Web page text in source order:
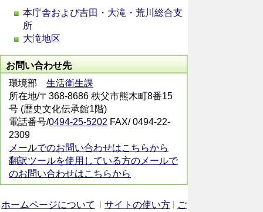
本庁舎および吉田・大滝・荒川総合支
所
大滝地区
お問い合わせ先
環境部 生活衛生課
所在地/〒368-8686 秩父市熊木町8番15
号 (歴史文化伝承館1階)
電話番号/0494-25-5202 FAX/ 0494-22-
2309
メールでのお問い合わせはこちらから
翻訳ツールを使用している方のメールで
のお問い合わせはこちらから
ホームページについて サイトの使い方
ご